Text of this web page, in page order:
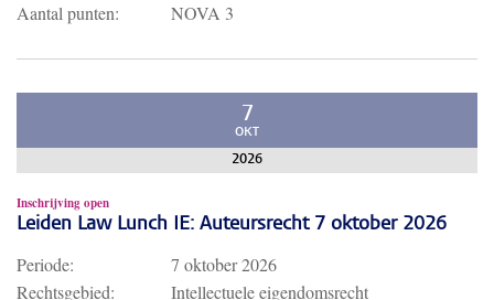
Aantal punten:
NOVA 3
7
OKT
2026
Inschrijving open
Leiden Law Lunch IE: Auteursrecht 7 oktober 2026
Periode:
7 oktober 2026
Rechtsgebied:
Intellectuele eigendomsrecht